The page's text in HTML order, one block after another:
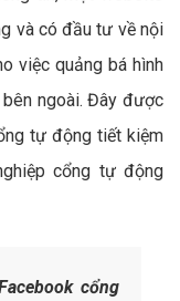
và có đầu tư về nội
việc quảng bá hình
ngoài. Đây được
tự động tiết kiệm
cổng tự động
cổng